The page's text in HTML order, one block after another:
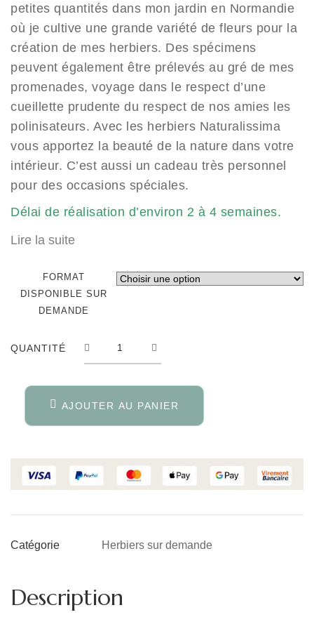
petites quantités dans mon jardin en Normandie
où je cultive une grande variété de fleurs pour la
création de mes herbiers. Des spécimens
peuvent également être prélevés au gré de mes
promenades, voyage dans le respect d’une
cueillette prudente du respect de nos amies les
polinisateurs. Avec les herbiers Naturalissima
vous apportez la beauté de la nature dans votre
intérieur. C’est aussi un cadeau très personnel
pour des occasions spéciales.
Délai de réalisation d’environ 2 à 4 semaines.
Lire la suite
FORMAT
DISPONIBLE SUR
DEMANDE
QUANTITÉ QUANTITÉ
AJOUTER AU PANIER
Catégorie Herbiers sur demande
Description